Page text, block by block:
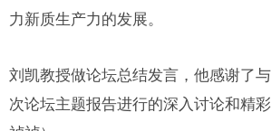
力新质生产力的发展。
刘凯教授做论坛总结发言，他感谢了
次论坛主题报告进行的深入讨论和精